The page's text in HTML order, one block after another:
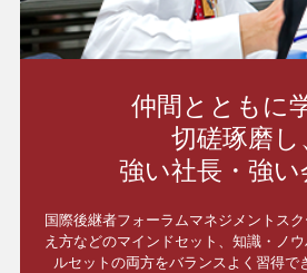
仲間とともに
切磋琢磨し
強い社長・強い
国際後継者フォーラムマネジメントスク
え方などのマインドセット、知識・ノ
ルセットの両方をバランスよく習得で